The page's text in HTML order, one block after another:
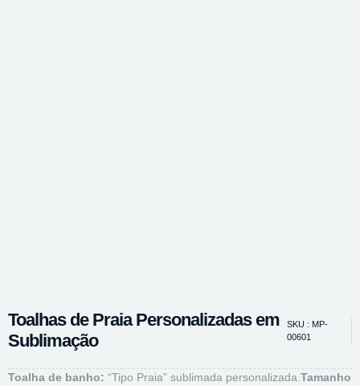
Toalhas de Praia Personalizadas em
Sublimação
SKU : MP-
00601
Toalha de banho: “Tipo Praia” sublimada personalizada. Tamanho